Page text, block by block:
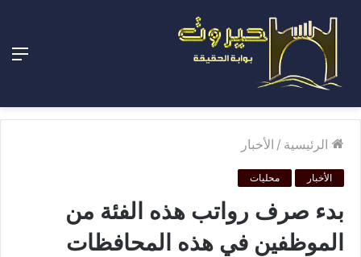
الرئيسية / الأخبار
الأخبار محليات
بدء صرف رواتب هذه الفئة من
الموظفين في هذه المحافظات